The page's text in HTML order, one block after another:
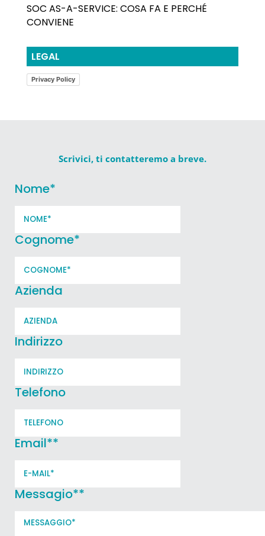
SOC AS-A-SERVICE: COSA FA E PERCHÉ
CONVIENE
LEGAL
Privacy Policy
Scrivici, ti contatteremo a breve.
Nome*
Cognome*
Azienda
Indirizzo
Telefono
Email**
Messagio**